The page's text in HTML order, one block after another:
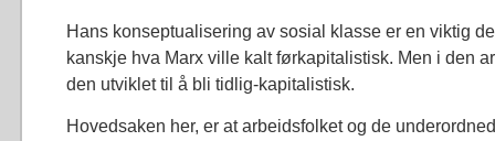
Hans konseptualisering av sosial klasse er en viktig
kanskje hva Marx ville kalt førkapitalistisk. Men i den
den utviklet til å bli tidlig-kapitalistisk.
Hovedsaken her, er at arbeidsfolket og de